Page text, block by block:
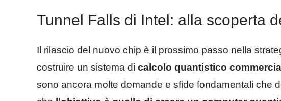
Tunnel Falls di Intel: alla scoperta
Il rilascio del nuovo chip è il prossimo passo nella
costruire un sistema di calcolo quantistico
sono ancora molte domande e sfide fondamentali che